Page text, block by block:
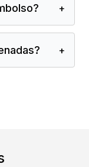
+
+